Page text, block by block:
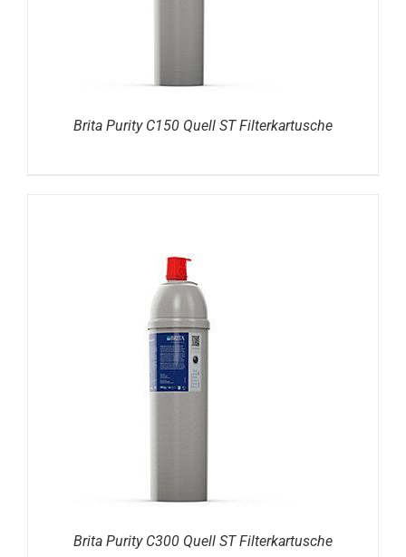
Brita Purity C150 Quell ST Filterkartusche
DETAILS
Brita Purity C300 Quell ST Filterkartusche